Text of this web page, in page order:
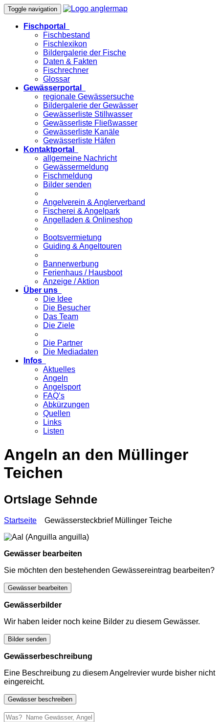
Toggle navigation
Fischportal
Fischbestand
Fischlexikon
Bildergalerie der Fische
Daten & Fakten
Fischrechner
Glossar
Gewässerportal
regionale Gewässersuche
Bildergalerie der Gewässer
Gewässerliste Stillwasser
Gewässerliste Fließwasser
Gewässerliste Kanäle
Gewässerliste Häfen
Kontaktportal
allgemeine Nachricht
Gewässermeldung
Fischmeldung
Bilder senden
Angelverein & Anglerverband
Fischerei & Angelpark
Angelladen & Onlineshop
Bootsvermietung
Guiding & Angeltouren
Bannerwerbung
Ferienhaus / Hausboot
Anzeige / Aktion
Über uns
Die Idee
Die Besucher
Das Team
Die Ziele
Die Partner
Die Mediadaten
Infos
Aktuelles
Angeln
Angelsport
FAQ’s
Abkürzungen
Quellen
Links
Listen
Angeln an den Müllinger
Teichen
Ortslage Sehnde
Startseite Gewässersteckbrief Müllinger Teiche
Gewässer bearbeiten
Sie möchten den bestehenden Gewässereintrag bearbeiten?
Gewässer bearbeiten
Gewässerbilder
Wir haben leider noch keine Bilder zu diesem Gewässer.
Bilder senden
Gewässerbeschreibung
Eine Beschreibung zu diesem Angelrevier wurde bisher nicht
eingereicht.
Gewässer beschreiben